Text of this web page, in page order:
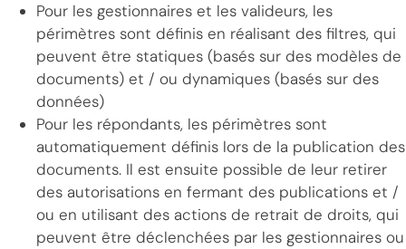
Pour les gestionnaires et les valideurs, les
périmètres sont définis en réalisant des filtres, qui
peuvent être statiques (basés sur des modèles de
documents) et / ou dynamiques (basés sur des
données)
Pour les répondants, les périmètres sont
automatiquement définis lors de la publication des
documents. Il est ensuite possible de leur retirer
des autorisations en fermant des publications et /
ou en utilisant des actions de retrait de droits, qui
peuvent être déclenchées par les gestionnaires ou